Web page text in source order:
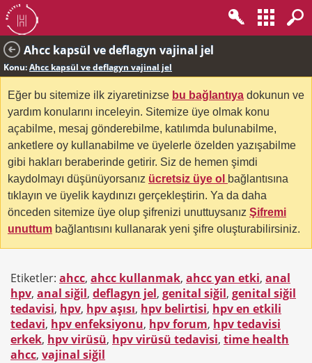
Ahcc kapsül ve deflagyn vajinal jel
Konu:Ahcc kapsül ve deflagyn vajinal jel
Eğer bu sitemize ilk ziyaretinizse bu bağlantıya dokunun ve
yardım konularını inceleyin. Sitemize üye olmak konu
açabilme, mesaj gönderebilme, katılımda bulunabilme,
anketlere oy kullanabilme ve üyelerle özelden yazışabilme
gibi hakları beraberinde getirir. Siz de hemen şimdi
kaydolmayı düşünüyorsanız ücretsiz üye ol bağlantısına
tıklayın ve üyelik kaydınızı gerçekleştirin. Ya da daha
önceden sitemize üye olup şifrenizi unuttuysanız Şifremi
unuttum bağlantısını kullanarak yeni şifre oluşturabilirsiniz.
Etiketler: ahcc, ahcc kullanmak, ahcc yan etki, anal
hpv, anal siğil, deflagyn jel, genital siğil, genital siğil
tedavisi, hpv, hpv aşısı, hpv belirtisi, hpv en etkili
tedavi, hpv enfeksiyonu, hpv forum, hpv tedavisi
erkek, hpv virüsü, hpv virüsü tedavisi, time health
ahcc, vajinal siğil